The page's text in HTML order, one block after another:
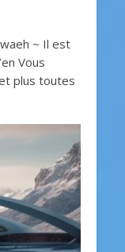
~ Il est
Vous
plus toutes